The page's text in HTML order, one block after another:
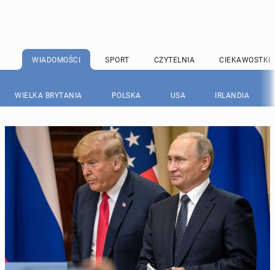
WIADOMOŚCI SPORT CZYTELNIA CIEKAWOSTKI
WIELKA BRYTANIA POLSKA USA IRLANDIA